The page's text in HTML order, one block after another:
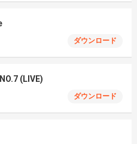
ダウンロード
(LIVE)
ダウンロード